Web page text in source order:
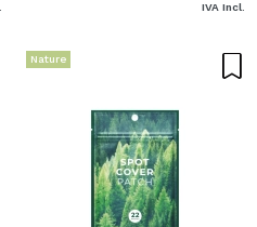
IVA Incl.
Nature